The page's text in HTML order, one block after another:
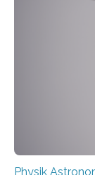
der Forschung
Jahre alt
technologie
internationale
Physik